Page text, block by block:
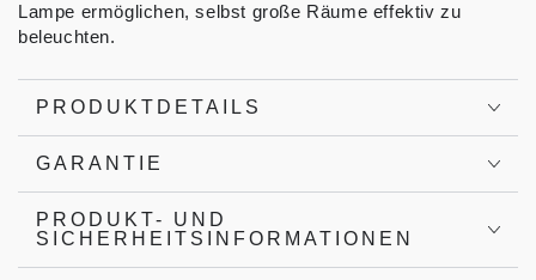
Lampe ermöglichen, selbst große Räume effektiv zu
beleuchten.
PRODUKTDETAILS
GARANTIE
PRODUKT- UND
SICHERHEITSINFORMATIONEN